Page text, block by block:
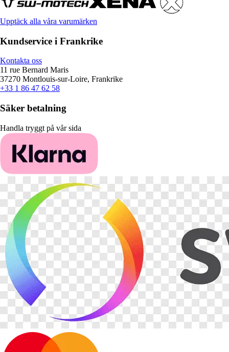
Upptäck alla våra varumärken
Kundservice i Frankrike
Kontakta oss
11 rue Bernard Maris
37270 Montlouis-sur-Loire, Frankrike
+33 1 86 47 62 58
Säker betalning
Handla tryggt på vår sida